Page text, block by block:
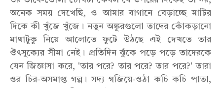
অনেক সময় দেখেছি, ও আমার বাগানে বেড়াচ্ছে মাটির
দিকে কী খুঁজে খুঁজে। নতুন অঙ্কুরগুলো তাদের কোঁকড়ানো
মাথাটুকু নিয়ে আলোতে ফুটে উঠছে এই দেখতে তার
ঔৎসুক্যের সীমা নেই। প্রতিদিন ঝুঁকে পড়ে পড়ে তাদেরকে
যেন জিজ্ঞাসা করে, 'তার পরে? তার পরে? তার পরে?' তারা
ওর চির-অসমাপ্ত গল্প। সদ্য গজিয়ে-ওঠা কচি কচি পাতা,